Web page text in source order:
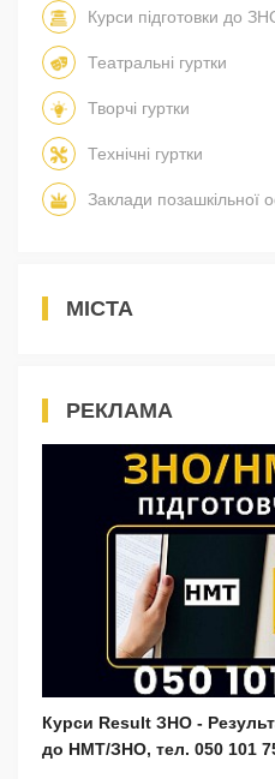
Курси підготовки до
Театральні гуртки
Творчі гуртки
Технічні гуртки
Заклади позашкільної
МІСТА
РЕКЛАМА
Курси Result ЗНО -
до НМТ/ЗНО, тел. 050 101